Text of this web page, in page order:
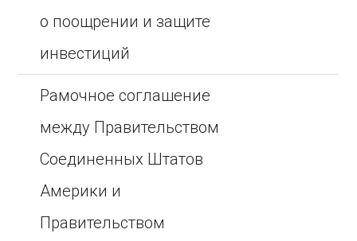
о поощрении и защите
инвестиций
Рамочное соглашение
между Правительством
Соединенных Штатов
Америки и
Правительством